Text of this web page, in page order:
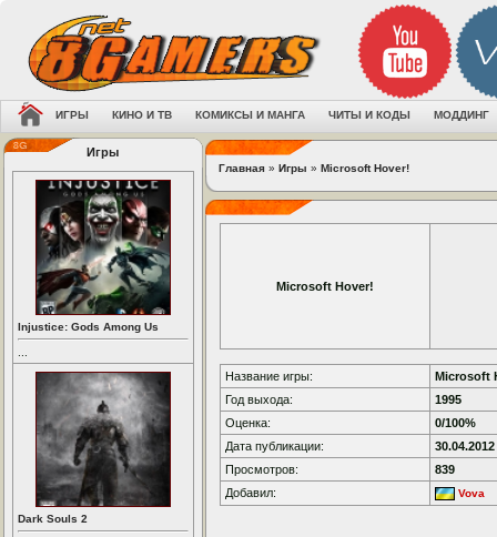
ИГРЫ КИНО И ТВ КОМИКСЫ И МАНГА ЧИТЫ И КОДЫ МОДДИНГ
Игры
Injustice: Gods Among Us
Dark Souls 2
Главная » Игры » Microsoft Hover!
Microsoft Hover!
Название игры:
Microsoft
Год выхода:
1995
Оценка:
0/100%
Дата публикации:
30.04.2012
Просмотров:
839
Добавил:
Vova